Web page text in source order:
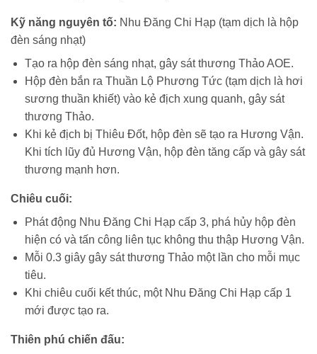
Kỹ năng nguyên tố: Nhu Đăng Chi Hạp (tạm dịch là hộp
đèn sáng nhạt)
Tạo ra hộp đèn sáng nhạt, gây sát thương Thảo AOE.
Hộp đèn bắn ra Thuần Lộ Phương Tức (tạm dịch là hơi
sương thuần khiết) vào kẻ địch xung quanh, gây sát
thương Thảo.
Khi kẻ địch bị Thiêu Đốt, hộp đèn sẽ tạo ra Hương Vận.
Khi tích lũy đủ Hương Vận, hộp đèn tăng cấp và gây sát
thương mạnh hơn.
Chiêu cuối:
Phát động Nhu Đăng Chi Hạp cấp 3, phá hủy hộp đèn
hiện có và tấn công liên tục không thu thập Hương Vận.
Mỗi 0.3 giây gây sát thương Thảo một lần cho mỗi mục
tiêu.
Khi chiêu cuối kết thúc, một Nhu Đăng Chi Hạp cấp 1
mới được tạo ra.
Thiên phú chiến đấu: